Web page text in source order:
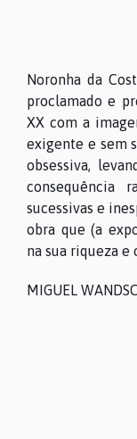
Noronha da
proclamado e
XX com a
exigente e sem
obsessiva,
consequência
sucessivas e
obra que (a
na sua riqueza e
MIGUEL